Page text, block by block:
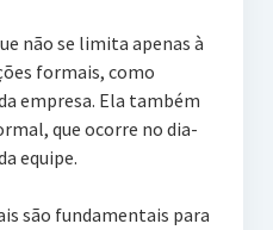
não se limita apenas à
formais, como
empresa. Ela também
que ocorre no dia-
equipe.
são fundamentais para